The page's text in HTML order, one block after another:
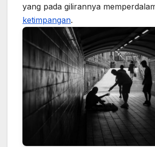
yang pada gilirannya
ketimpangan.